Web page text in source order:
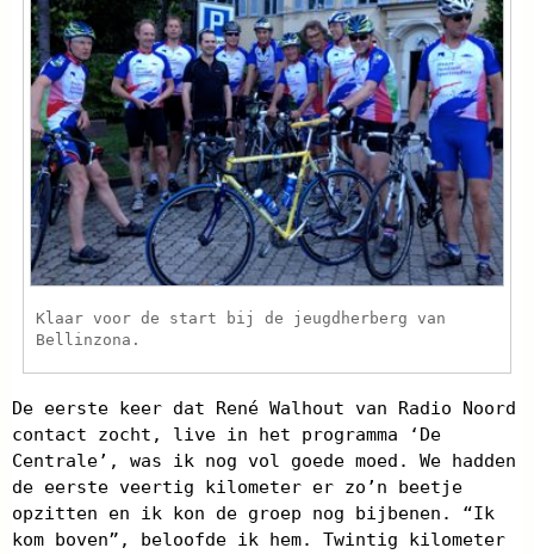
Klaar voor de start bij de jeugdherberg van
Bellinzona.
De eerste keer dat René Walhout van Radio Noord
contact zocht, live in het programma ‘De
Centrale’, was ik nog vol goede moed. We hadden
de eerste veertig kilometer er zo’n beetje
opzitten en ik kon de groep nog bijbenen. “Ik
kom boven”, beloofde ik hem. Twintig kilometer